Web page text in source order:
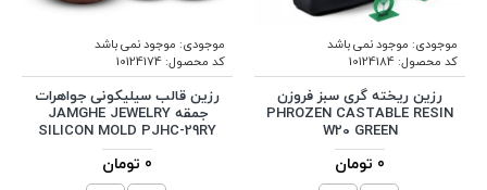
موجودی: موجود نمی باشد
کد محصول:10124184
رزین ریخته گری سبز فروزن
PHROZEN CASTABLE RESIN
W20 GREEN
0 تومان
موجودی: موجود نمی باشد
کد محصول:10124174
رزین قالب سیلیکونی جواهرات
جمقه JAMGHE JEWELRY
SILICON MOLD PJHC-29RY
0 تومان